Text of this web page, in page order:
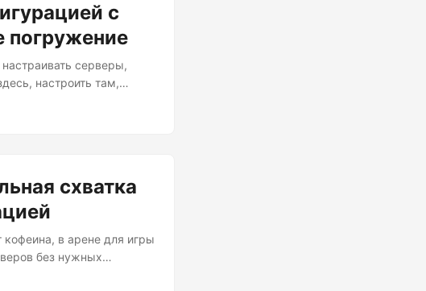
с
погружение
серверы,
настроить там,
давно прошли — добро
схватка
в арене для игры
без нужных
мяты и лазерных